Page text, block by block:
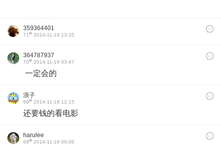
359364401
71# 2014-11-19 13:35
364787937
70# 2014-11-19 03:47
一定会的
浪子
69# 2014-11-18 12:15
还要钱的看电影
harulee
68# 2014-11-18 06:06